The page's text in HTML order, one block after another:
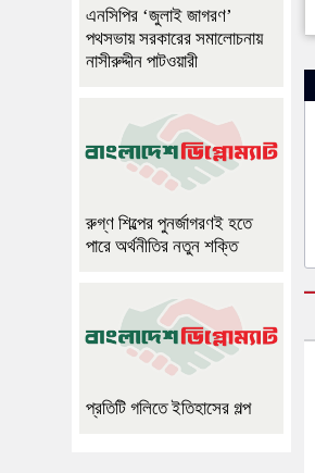
এনসিপির ‘জুলাই জাগরণ’
পথসভায় সরকারের সমালোচনায়
নাসীরুদ্দীন পাটওয়ারী
রুগ্ণ শিল্পের পুনর্জাগরণই হতে
পারে অর্থনীতির নতুন শক্তি
প্রতিটি গলিতে ইতিহাসের গল্প